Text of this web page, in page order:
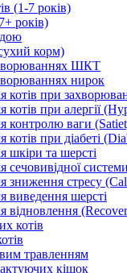
(1-7 років)
років)
корм)
ШКТ
нирок
при
при алергії
контролю ваги
при діабеті
шкіри та шерсті
зниження стресу
виведення шерсті
відновлення
котів
травленням
кішок